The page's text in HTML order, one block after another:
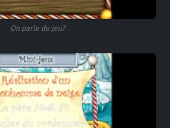
On parle du jeu?